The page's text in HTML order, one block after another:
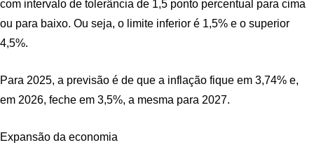
com intervalo de tolerância de 1,5 ponto percentual para cima
ou para baixo. Ou seja, o limite inferior é 1,5% e o superior
4,5%.
Para 2025, a previsão é de que a inflação fique em 3,74% e,
em 2026, feche em 3,5%, a mesma para 2027.
Expansão da economia